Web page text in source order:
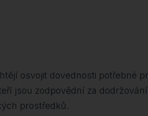
osvojit dovednosti
jsou zodpovědní za
prostředků.